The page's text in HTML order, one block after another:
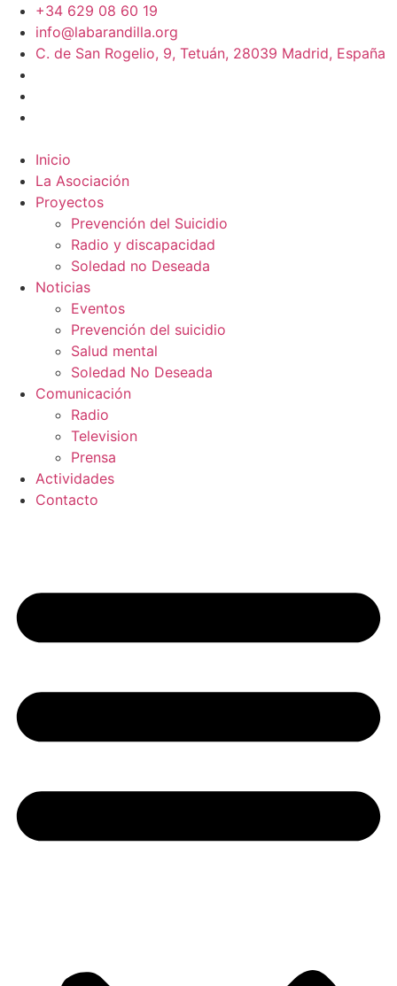
+34 629 08 60 19
info@labarandilla.org
C. de San Rogelio, 9, Tetuán, 28039 Madrid, España
Inicio
La Asociación
Proyectos
Prevención del Suicidio
Radio y discapacidad
Soledad no Deseada
Noticias
Eventos
Prevención del suicidio
Salud mental
Soledad No Deseada
Comunicación
Radio
Television
Prensa
Actividades
Contacto